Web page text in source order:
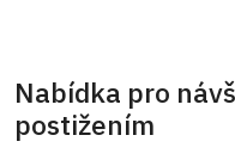
Nabídka pro
postižením